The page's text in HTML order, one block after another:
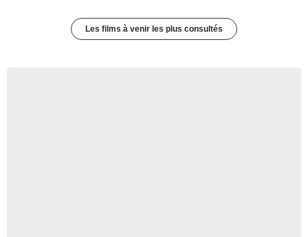
Les films à venir les plus consultés